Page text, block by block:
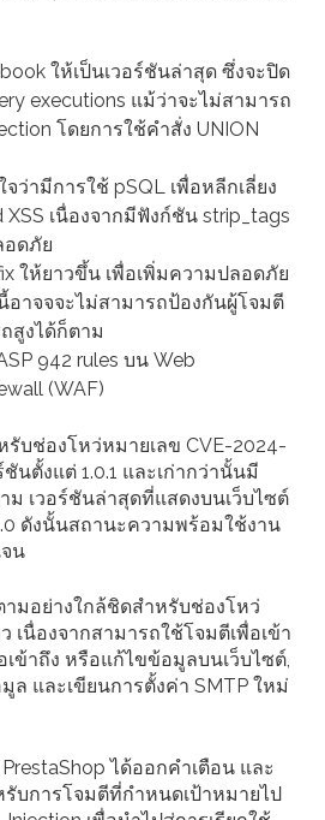
ให้เป็นเวอร์ชันล่าสุด ซึ่งจะปิด
executions แม้ว่าจะไม่สามารถ
โดยการใช้คำสั่ง UNION
ว่ามีการใช้ pSQL เพื่อหลีกเลี่ยง
XSS เนื่องจากมีฟังก์ชัน strip_tags
อดภัย
ให้ยาวขึ้น เพื่อเพิ่มความปลอดภัย
อาจจจะไม่สามารถป้องกันผู้โจมตี
สูงได้ก็ตาม
942 rules บน Web
(WAF)
รับช่องโหว่หมายเลข CVE-2024-
นตั้งแต่ 1.0.1 และเก่ากว่านั้นมี
ม เวอร์ชันล่าสุดที่แสดงบนเว็บไซต์
ดังนั้นสถานะความพร้อมใช้งาน
น
ามอย่างใกล้ชิดสำหรับช่องโหว่
เนื่องจากสามารถใช้โจมตีเพื่อเข้า
ข้าถึง หรือแก้ไขข้อมูลบนเว็บไซต์,
และเขียนการตั้งค่า SMTP ใหม่
ได้ออกคำเตือน และ
บการโจมตีที่กำหนดเป้าหมายไป